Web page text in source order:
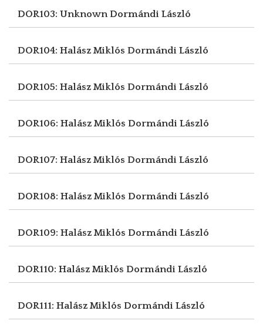
DOR103: UnknownDormándi László
DOR104: Halász Miklós Dormándi László
DOR105: Halász Miklós Dormándi László
DOR106: Halász Miklós Dormándi László
DOR107: Halász Miklós Dormándi László
DOR108: Halász Miklós Dormándi László
DOR109: Halász Miklós Dormándi László
DOR110: Halász Miklós Dormándi László
DOR111: Halász Miklós Dormándi László